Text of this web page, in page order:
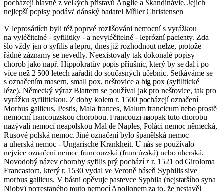
pocházejí hlavně z velkých přístavů Anglie a Skandinávie. Jejich
nejlepší popisy podává dánský badatel Mřller Christensen.
V leprosáriích byli též poprvé rozlišováni nemocní s vyrážkou
na vyléčitelné - syfilitiky - a nevyléčitelné - leprózní pacienty. Zda
šlo vždy jen o syfilis a lepru, dnes již rozhodnout nelze, protože
řádné záznamy se nevedly. Neexistovaly tak dokonalé popisy
chorob jako např. Hippokratův popis příušnic, který by se dal i po
více než 2 500 letech zařadit do současných učebnic. Setkáváme se
s označením masern, small pox, neštovice a big pox (syfilitické
léze). Německý výraz Blattern se používal jak pro neštovice, tak pro
vyrážku syfilitickou. Z doby kolem r. 1500 pocházejí označení
Morbus gallicus, Pestis, Mala frances, Malum francicum nebo prostě
nemocní francouzskou chorobou. Francouzi naopak tuto chorobu
nazývali nemocí neapolskou Mal de Naples, Poláci nemoc německá,
Rusové polská nemoc. Jiné označení bylo španělská nemoc
a uherská nemoc - Ungarische Krankheit. U nás se používalo
nejvíce označení nemoc francouzská (francúzská) nebo uherská.
Novodobý název choroby syfilis prý pochází z r. 1521 od Giroloma
Francastora, který r. 1530 vydal ve Veroně báseň Syphilis sive
morbus gallicus. V básni opěvuje pastevce Syphila (nejstaršího syna
Nioby) potrestaného touto nemocí Apollonem za to, že nestavěl